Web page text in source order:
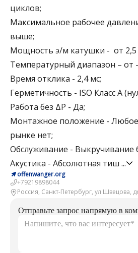
циклов;
Максимальное рабочее
выше;
Мощность э/м катушки - от 2,5
Температурный диапазон – от -
Время отклика - 2,4 мс;
Герметичность - ISO Класс A
Работа без ΔP - Да;
Монтажное положение - Любое
рынке нет;
Обслуживание - Выкручивание
Акустика - Абсолютная тиш ...
offenwanger.org
+79219898044
Россия, Санкт-Петербург, ул Швецова,
Отправьте запрос напрямую в